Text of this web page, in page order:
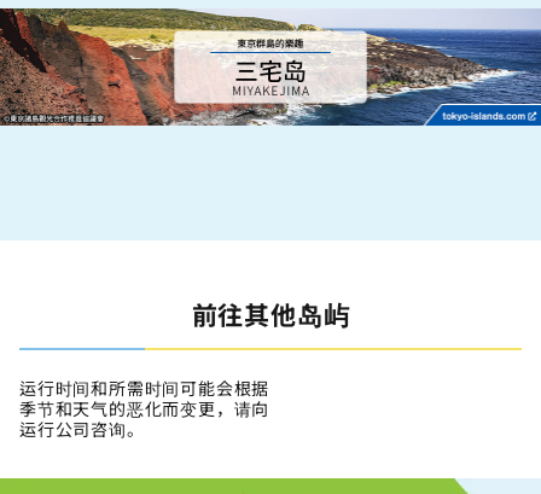
前往其他岛屿
运行时间和所需时间可能会根据
季节和天气的恶化而变更，请向
运行公司咨询。